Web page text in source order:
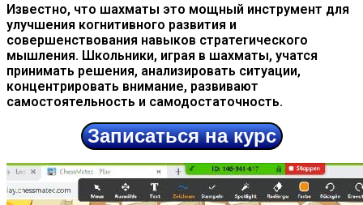
Известно, что шахматы это мощный инструмент для
улучшения когнитивного развития и
совершенствования навыков стратегического
мышления. Школьники, играя в шахматы, учатся
принимать решения, анализировать ситуации,
концентрировать внимание, развивают
самостоятельность и самодостаточность.
Записаться на курс